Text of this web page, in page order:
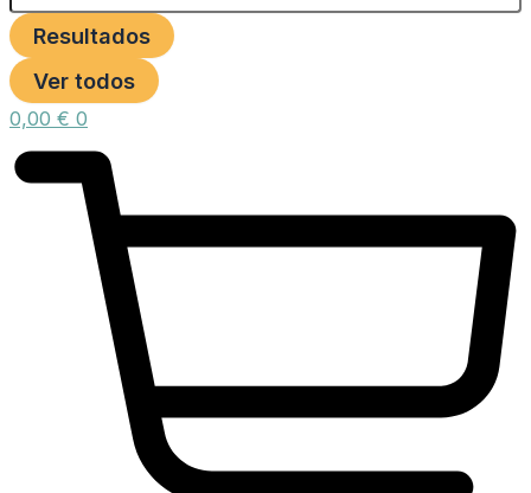
Resultados
Ver todos
0,00 € 0